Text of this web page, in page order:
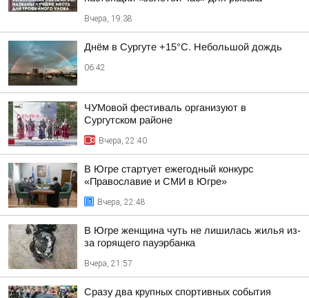
Вчера, 19:38
Днём в Сургуте +15°С. Небольшой дождь
06:42
ЧУМовой фестиваль организуют в
Сургутском районе
Вчера, 22:40
В Югре стартует ежегодный конкурс
«Православие и СМИ в Югре»
Вчера, 22:48
В Югре женщина чуть не лишилась жилья из-
за горящего пауэрбанка
Вчера, 21:57
Сразу два крупных спортивных события